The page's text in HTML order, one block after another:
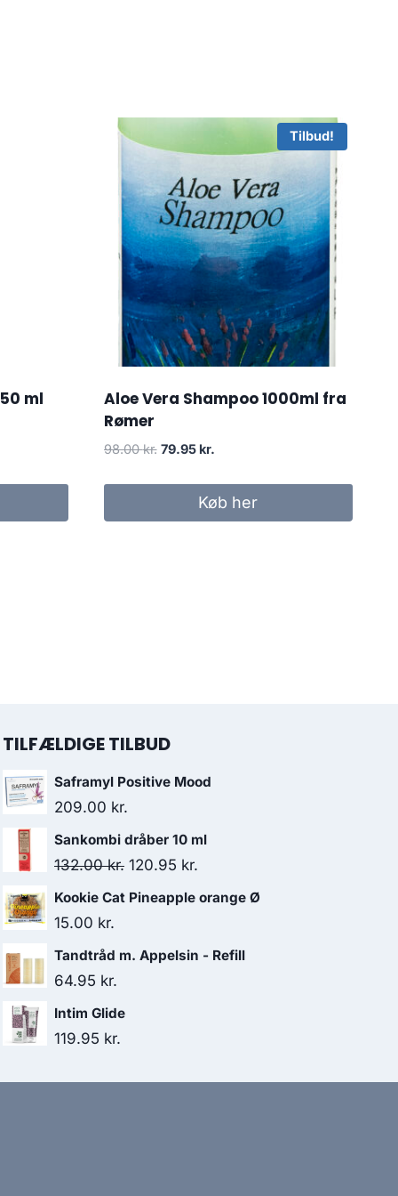
ml
Tilbud!
Aloe Vera Shampoo 1000ml fra
Rømer
98.00kr. Den
pris
79.95 kr.Den
pris
er:
Køb her
TILFÆLDIGE TILBUD
Saframyl Positive Mood
209.00 kr.
Sankombi dråber 10 ml
132.00kr. Den
oprindelige
120.95 kr.
aktuelle
Kookie Cat Pineapple orange Ø
15.00 kr.
Tandtråd m. Appelsin - Refill
64.95 kr.
Intim Glide
119.95 kr.